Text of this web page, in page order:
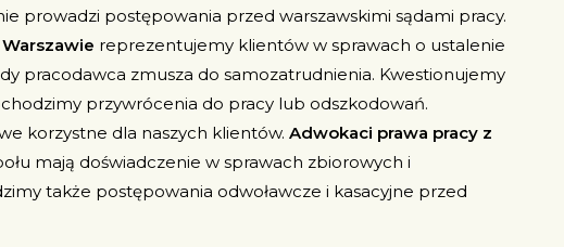
prowadzi postępowania przed warszawskimi sądami pracy.
reprezentujemy klientów w sprawach o ustalenie
pracodawca zmusza do samozatrudnienia. Kwestionujemy
przywrócenia do pracy lub odszkodowań.
korzystne dla naszych klientów. Adwokaci prawa pracy z
mają doświadczenie w sprawach zbiorowych i
także postępowania odwoławcze i kasacyjne przed